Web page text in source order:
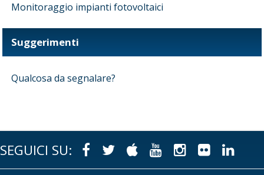
Monitoraggio impianti fotovoltaici
Suggerimenti
Qualcosa da segnalare?
SEGUICI SU: Facebook
Twitter
Apple Youtube
Instagram
Flickr